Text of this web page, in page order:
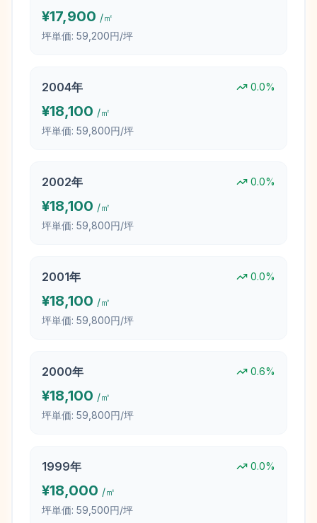
¥17,900 /㎡
坪単価: 59,200円/坪
2004年 0.0%
¥18,100 /㎡
坪単価: 59,800円/坪
2002年 0.0%
¥18,100 /㎡
坪単価: 59,800円/坪
2001年 0.0%
¥18,100 /㎡
坪単価: 59,800円/坪
2000年 0.6%
¥18,100 /㎡
坪単価: 59,800円/坪
1999年 0.0%
¥18,000 /㎡
坪単価: 59,500円/坪